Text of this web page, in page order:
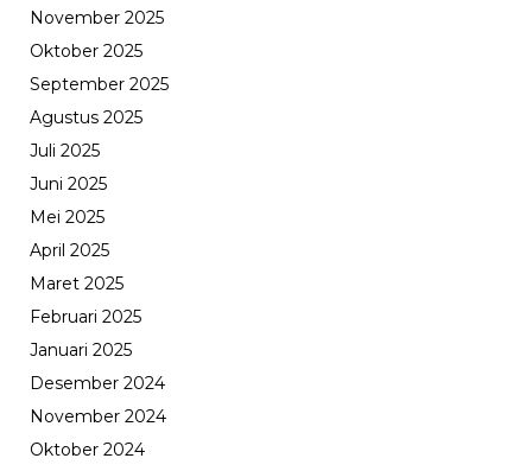
November 2025
Oktober 2025
September 2025
Agustus 2025
Juli 2025
Juni 2025
Mei 2025
April 2025
Maret 2025
Februari 2025
Januari 2025
Desember 2024
November 2024
Oktober 2024